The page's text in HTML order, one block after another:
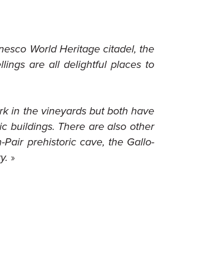
World Heritage citadel, the
are all delightful places to
in the vineyards but both have
buildings. There are also other
prehistoric cave, the Gallo-
»